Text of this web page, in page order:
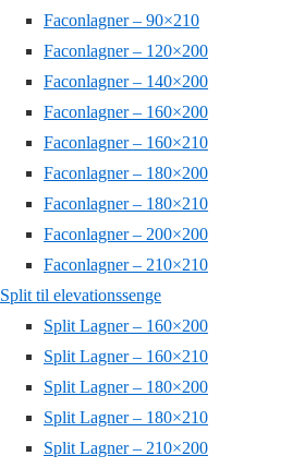
Faconlagner – 90×210
Faconlagner – 120×200
Faconlagner – 140×200
Faconlagner – 160×200
Faconlagner – 160×210
Faconlagner – 180×200
Faconlagner – 180×210
Faconlagner – 200×200
Faconlagner – 210×210
Split til elevationssenge
Split Lagner – 160×200
Split Lagner – 160×210
Split Lagner – 180×200
Split Lagner – 180×210
Split Lagner – 210×200